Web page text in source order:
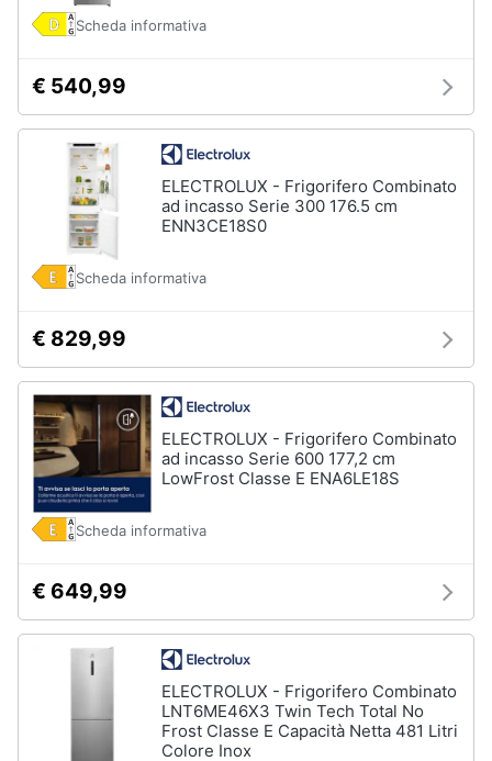
Scheda informativa
€ 540,99
ELECTROLUX - Frigorifero Combinato
ad incasso Serie 300 176.5 cm
ENN3CE18S0
Scheda informativa
€ 829,99
ELECTROLUX - Frigorifero Combinato
ad incasso Serie 600 177,2 cm
LowFrost Classe E ENA6LE18S
Scheda informativa
€ 649,99
ELECTROLUX - Frigorifero Combinato
LNT6ME46X3 Twin Tech Total No
Frost Classe E Capacità Netta 481 Litri
Colore Inox